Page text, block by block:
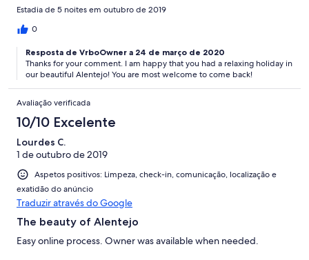
Estadia de 5 noites em outubro de 2019
0
Resposta de VrboOwner a 24 de março de 2020
Thanks for your comment. I am happy that you had a relaxing holiday in
our beautiful Alentejo! You are most welcome to come back!
Avaliação verificada
10/10 Excelente
Lourdes C.
1 de outubro de 2019
Aspetos positivos: Limpeza, check-in, comunicação, localização e
exatidão do anúncio
Traduzir através do Google
The beauty of Alentejo
Easy online process. Owner was available when needed.